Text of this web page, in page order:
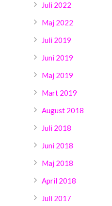
Juli 2022
Maj 2022
Juli 2019
Juni 2019
Maj 2019
Mart 2019
August 2018
Juli 2018
Juni 2018
Maj 2018
April 2018
Juli 2017